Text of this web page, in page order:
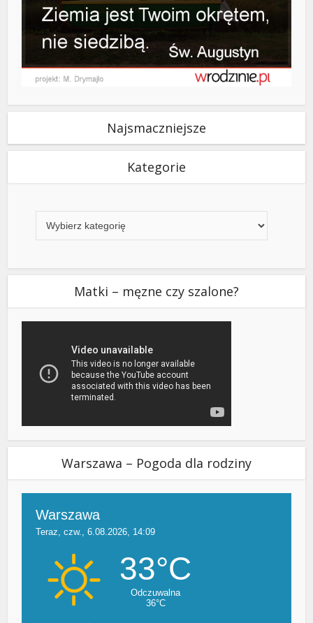
Najsmaczniejsze
Kategorie
Matki – męzne czy szalone?
Warszawa – Pogoda dla rodziny